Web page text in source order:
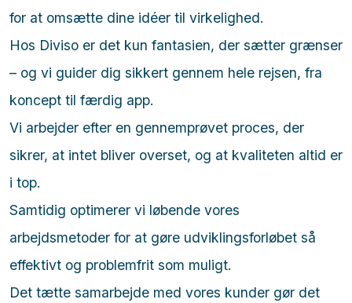
for at omsætte dine idéer til virkelighed.
Hos Diviso er det kun fantasien, der sætter grænser
– og vi guider dig sikkert gennem hele rejsen, fra
koncept til færdig app.
Vi arbejder efter en gennemprøvet proces, der
sikrer, at intet bliver overset, og at kvaliteten altid er
i top.
Samtidig optimerer vi løbende vores
arbejdsmetoder for at gøre udviklingsforløbet så
effektivt og problemfrit som muligt.
Det tætte samarbejde med vores kunder gør det